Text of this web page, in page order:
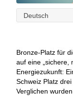
Deutsch
Bronze-Platz für
auf eine „sichere,
Energiezukunft:
Schweiz Platz
Verglichen